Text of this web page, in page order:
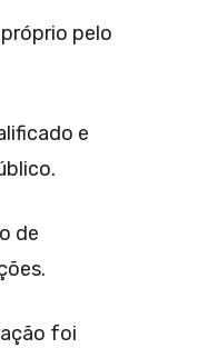
pelo
e
de
foi